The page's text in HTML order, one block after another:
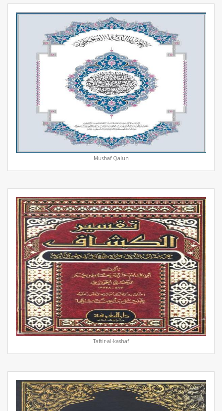
Mushaf Qalun
Tafsir-al-kashaf